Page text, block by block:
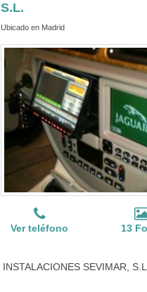
S.L.
Ubicado en Madrid
Ver teléfono 13
INSTALACIONES SEVIMAR,